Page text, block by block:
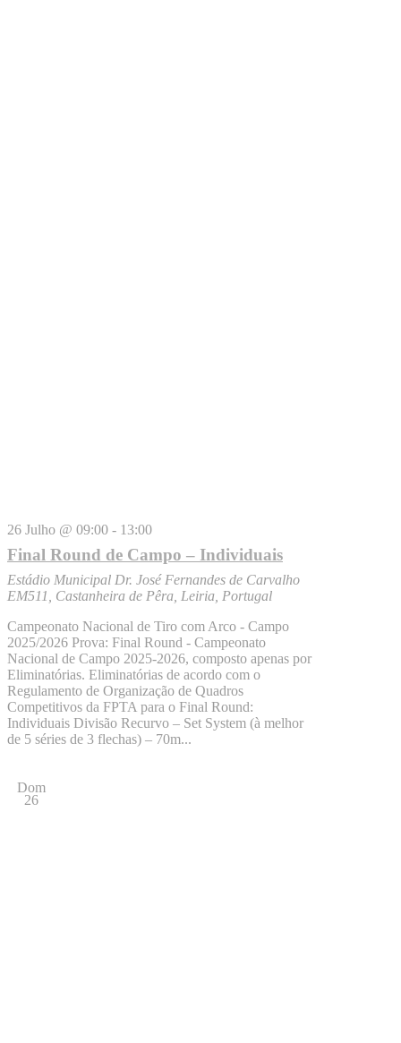
26 Julho @ 09:00 - 13:00
Final Round de Campo – Individuais
Estádio Municipal Dr. José Fernandes de Carvalho
EM511, Castanheira de Pêra, Leiria, Portugal
Campeonato Nacional de Tiro com Arco - Campo
2025/2026 Prova: Final Round - Campeonato
Nacional de Campo 2025-2026, composto apenas por
Eliminatórias. Eliminatórias de acordo com o
Regulamento de Organização de Quadros
Competitivos da FPTA para o Final Round:
Individuais Divisão Recurvo – Set System (à melhor
de 5 séries de 3 flechas) – 70m...
Dom
26